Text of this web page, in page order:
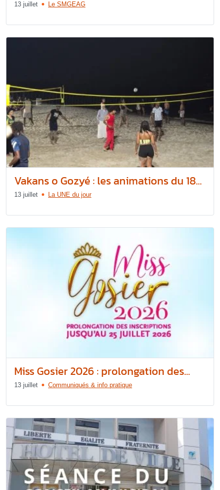
13 juillet Le SMGEAG
Vakans o Gozyé : les animations du 18...
13 juillet La UNE du jour
Miss Gosier 2026 : prolongation des...
13 juillet Communiqués & info pratique